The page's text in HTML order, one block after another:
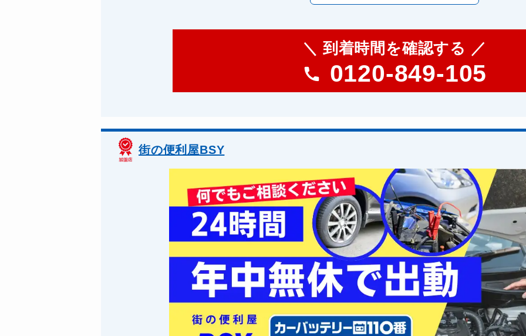
＼ 到着時間を確認する ／
0120-849-105
街の便利屋BSY